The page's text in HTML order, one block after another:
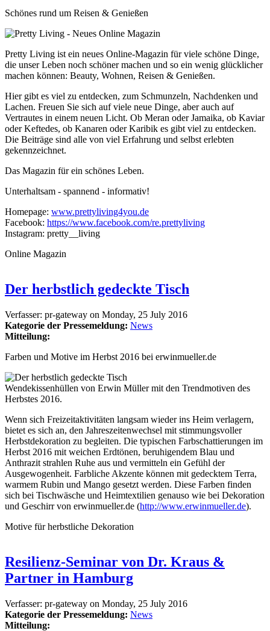
Schönes rund um Reisen & Genießen
Pretty Living ist ein neues Online-Magazin für viele schöne Dinge,
die unser Leben noch schöner machen und so ein wenig glücklicher
machen können: Beauty, Wohnen, Reisen & Genießen.
Hier gibt es viel zu entdecken, zum Schmunzeln, Nachdenken und
Lachen. Freuen Sie sich auf viele neue Dinge, aber auch auf
Vertrautes in einem neuen Licht. Ob Meran oder Jamaika, ob Kaviar
oder Keftedes, ob Kanaren oder Karibik es gibt viel zu entdecken.
Die Beiträge sind alle von viel Erfahrung und selbst erlebten
gekennzeichnet.
Das Magazin für ein schönes Leben.
Unterhaltsam - spannend - informativ!
Homepage: www.prettyliving4you.de
Facebook: https://www.facebook.com/re.prettyliving
Instagram: pretty__living
Online Magazin
Der herbstlich gedeckte Tisch
Verfasser: pr-gateway on Monday, 25 July 2016
Kategorie der Pressemeldung: News
Mitteilung:
Farben und Motive im Herbst 2016 bei erwinmueller.de
Wendekissenhüllen von Erwin Müller mit den Trendmotiven des
Herbstes 2016.
Wenn sich Freizeitaktivitäten langsam wieder ins Heim verlagern,
bietet es sich an, den Jahreszeitenwechsel mit stimmungsvoller
Herbstdekoration zu begleiten. Die typischen Farbschattierungen im
Herbst 2016 mit weichen Erdtönen, beruhigendem Blau und
Anthrazit strahlen Ruhe aus und vermitteln ein Gefühl der
Ausgewogenheit. Farbliche Akzente können mit gedecktem Terra,
warmem Rubin und Mango gesetzt werden. Diese Farben finden
sich bei Tischwäsche und Heimtextilien genauso wie bei Dekoration
und Geschirr von erwinmueller.de (http://www.erwinmueller.de).
Motive für herbstliche Dekoration
Resilienz-Seminar von Dr. Kraus &
Partner in Hamburg
Verfasser: pr-gateway on Monday, 25 July 2016
Kategorie der Pressemeldung: News
Mitteilung: